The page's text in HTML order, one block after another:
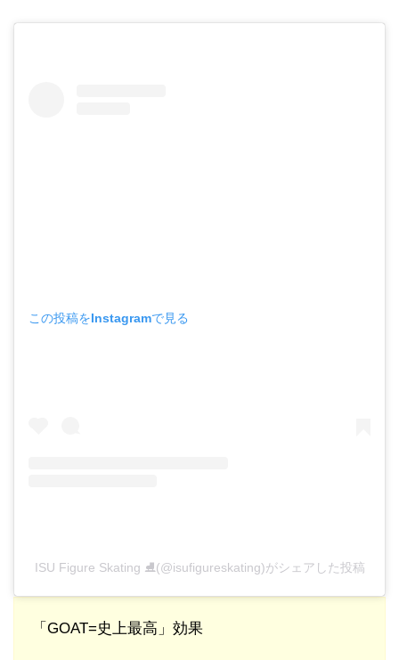
この投稿をInstagramで見る
ISU Figure Skating ⛸(@isufigureskating)がシェアした投稿
「GOAT=史上最高」効果